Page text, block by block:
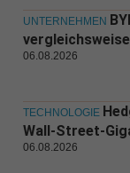
UNTERNEHMEN
06.08.2026
TECHNOLOGIE
Wall-Street-
06.08.2026